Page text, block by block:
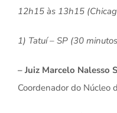
12h15 às 13h15
1) Tatuí – SP (30
– Juiz Marcelo Nalesso
Coordenador do Núcleo